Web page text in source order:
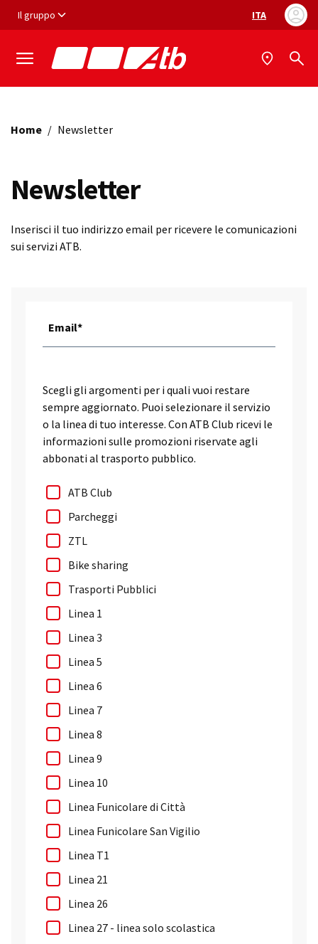
Vai ai contenuti
Vai al footer
Il gruppo Selezione
ITA
Home / Newsletter
Newsletter
Inserisci il tuo indirizzo email per ricevere le comunicazioni
sui servizi ATB.
Email*
Scegli gli argomenti per i quali vuoi restare
sempre aggiornato. Puoi selezionare il servizio
o la linea di tuo interesse. Con ATB Club ricevi le
informazioni sulle promozioni riservate agli
abbonati al trasporto pubblico.
ATB Club
Parcheggi
ZTL
Bike sharing
Trasporti Pubblici
Linea 1
Linea 3
Linea 5
Linea 6
Linea 7
Linea 8
Linea 9
Linea 10
Linea Funicolare di Città
Linea Funicolare San Vigilio
Linea T1
Linea 21
Linea 26
Linea 27 - linea solo scolastica